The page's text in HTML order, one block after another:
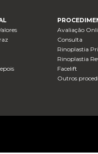
Avaliação
Consulta
Rinoplastia
Rinoplastia
Facelift
Outros